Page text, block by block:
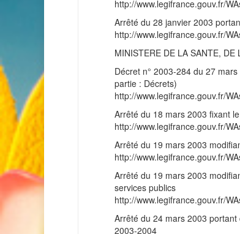
http://www.legifrance.gouv.fr/
Arrêté du 28 janvier 2003
http://www.legifrance.gouv.fr/
MINISTERE DE LA SANTE, DE
Décret n° 2003-284 du 27
partie : Décrets)
http://www.legifrance.gouv.fr/
Arrêté du 18 mars 2003 fixant
http://www.legifrance.gouv.fr/
Arrêté du 19 mars 2003
http://www.legifrance.gouv.fr/
Arrêté du 19 mars 2003
services publics
http://www.legifrance.gouv.fr/
Arrêté du 24 mars 2003
2003-2004